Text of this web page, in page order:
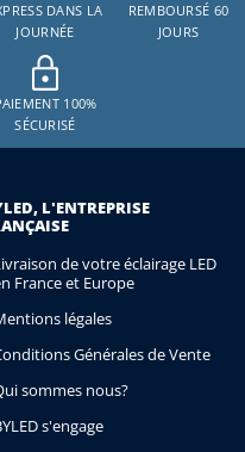
DANS LA
JOURNÉE
REMBOURSÉ 60
JOURS
100%
SÉCURISÉ
L'ENTREPRISE
de votre éclairage LED
France et Europe
légales
Générales de Vente
sommes nous?
s'engage